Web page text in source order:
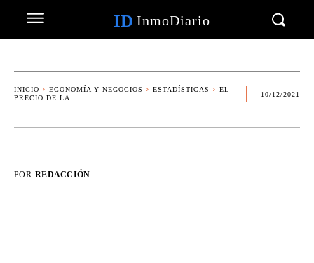
ID InmoDiario
INICIO ECONOMÍA Y NEGOCIOS ESTADÍSTICAS
EL
PRECIO DE LA...
10/12/2021
POR REDACCIÓN